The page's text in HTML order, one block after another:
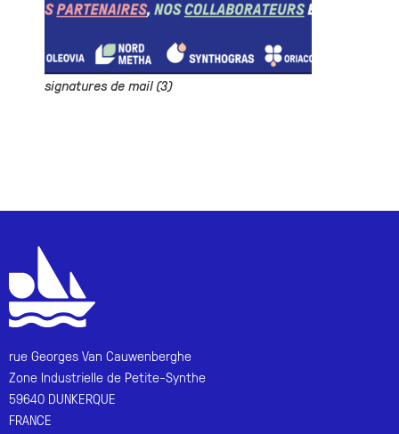
signatures de mail (3)
rue Georges Van Cauwenberghe
Zone Industrielle de Petite-Synthe
59640 DUNKERQUE
FRANCE